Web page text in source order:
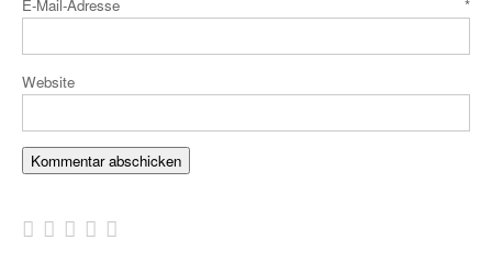
E-Mail-Adresse *
Website